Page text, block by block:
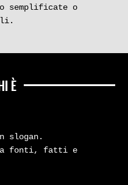
semplificate o
È
slogan.
fonti, fatti e